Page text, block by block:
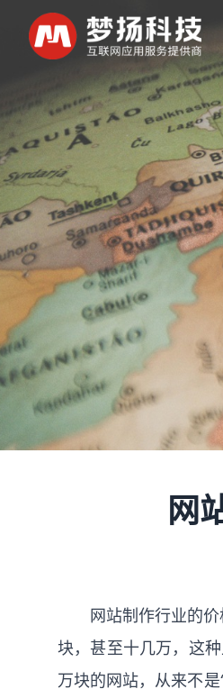
网
网站制作行业的
块，甚至十几万，这
万块的网站，从来不